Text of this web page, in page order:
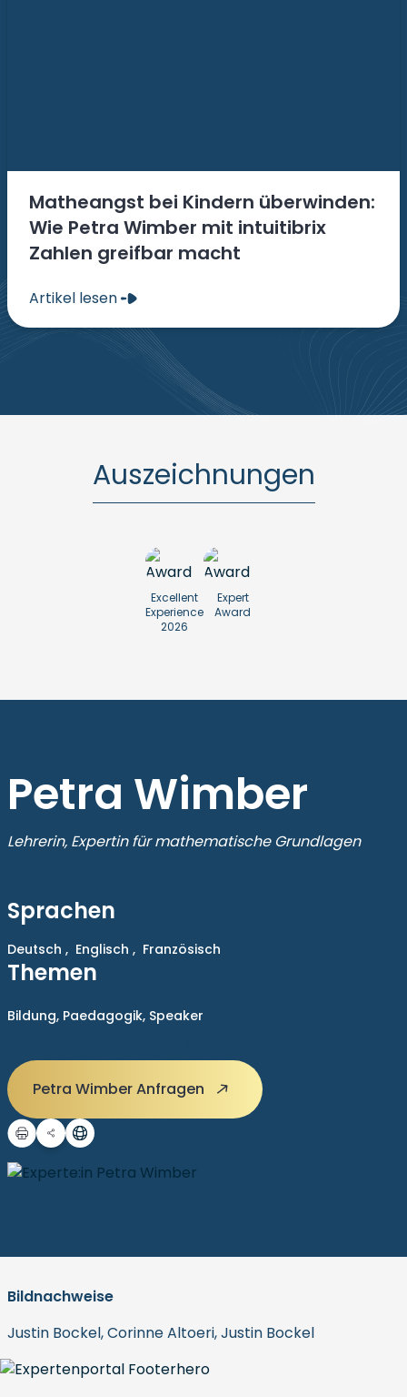
Matheangst bei Kindern überwinden:
Wie Petra Wimber mit intuitibrix
Zahlen greifbar macht
Artikel lesen
Auszeichnungen
Excellent
Experience
2026
Expert
Award
Petra Wimber
Lehrerin, Expertin für mathematische Grundlagen
Sprachen
Deutsch , Englisch , Französisch
Themen
Bildung, Paedagogik, Speaker
Petra Wimber Anfragen
Bildnachweise
Justin Bockel, Corinne Altoeri, Justin Bockel